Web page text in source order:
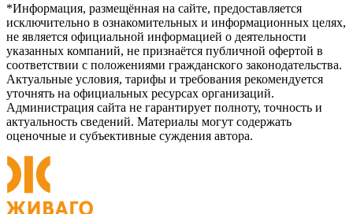
*Информация, размещённая на сайте, предоставляется
исключительно в ознакомительных и информационных целях,
не является официальной информацией о деятельности
указанных компаний, не признаётся публичной офертой в
соответствии с положениями гражданского законодательства.
Актуальные условия, тарифы и требования рекомендуется
уточнять на официальных ресурсах организаций.
Администрация сайта не гарантирует полноту, точность и
актуальность сведений. Материалы могут содержать
оценочные и субъективные суждения автора.